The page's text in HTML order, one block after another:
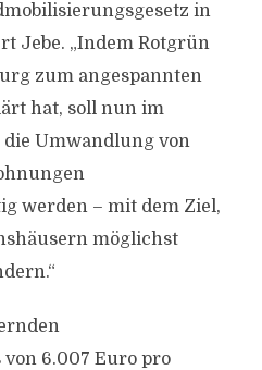
in
Jebe. „Indem Rotgrün
zum angespannten
hat, soll nun im
die Umwandlung von
werden – mit dem Ziel,
möglichst
6.007 Euro pro